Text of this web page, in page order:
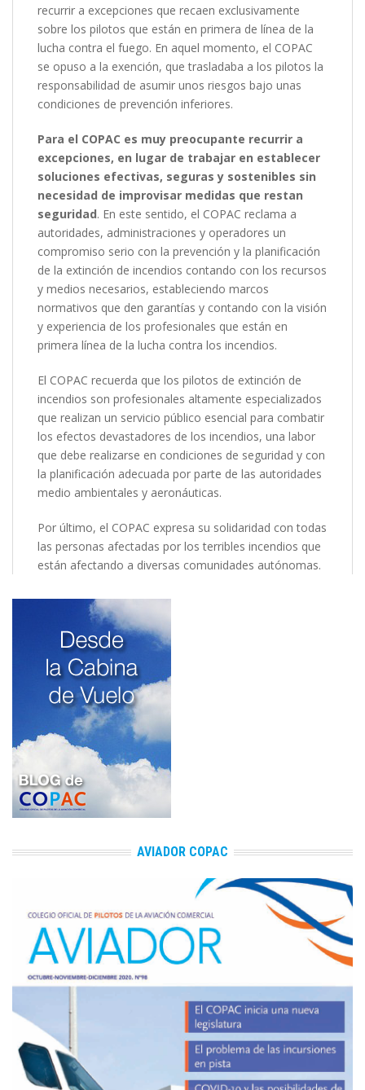
recurrir a excepciones que recaen exclusivamente
sobre los pilotos que están en primera de línea de la
lucha contra el fuego. En aquel momento, el COPAC
se opuso a la exención, que trasladaba a los pilotos la
responsabilidad de asumir unos riesgos bajo unas
condiciones de prevención inferiores.
Para el COPAC es muy preocupante recurrir a
excepciones, en lugar de trabajar en establecer
soluciones efectivas, seguras y sostenibles sin
necesidad de improvisar medidas que restan
seguridad. En este sentido, el COPAC reclama a
autoridades, administraciones y operadores un
compromiso serio con la prevención y la planificación
de la extinción de incendios contando con los recursos
y medios necesarios, estableciendo marcos
normativos que den garantías y contando con la visión
y experiencia de los profesionales que están en
primera línea de la lucha contra los incendios.
El COPAC recuerda que los pilotos de extinción de
incendios son profesionales altamente especializados
que realizan un servicio público esencial para combatir
los efectos devastadores de los incendios, una labor
que debe realizarse en condiciones de seguridad y con
la planificación adecuada por parte de las autoridades
medio ambientales y aeronáuticas.
Por último, el COPAC expresa su solidaridad con todas
las personas afectadas por los terribles incendios que
están afectando a diversas comunidades autónomas.
AVIADOR COPAC